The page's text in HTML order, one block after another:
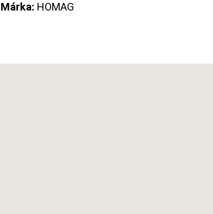
Márka: HOMAG